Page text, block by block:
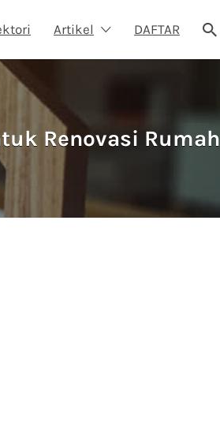
Artikel DAFTAR
Renovasi Rumah